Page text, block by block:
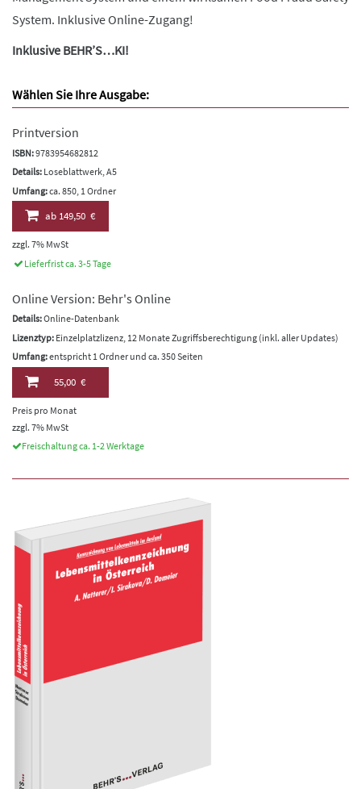
System. Inklusive Online-Zugang!
Inklusive BEHR’S…KI!
Wählen Sie Ihre Ausgabe:
Printversion
ISBN:9783954682812
Details: Loseblattwerk, A5
Umfang:ca. 850, 1 Ordner
ab149,50 €
zzgl. 7% MwSt
Lieferfrist ca. 3-5 Tage
Online Version: Behr's Online
Details:Online-Datenbank
Lizenztyp: Einzelplatzlizenz, 12 Monate Zugriffsberechtigung (inkl. aller Updates)
Umfang:entspricht 1 Ordner und ca. 350 Seiten
55,00 €
Preis pro Monat
zzgl. 7% MwSt
Freischaltung ca. 1-2 Werktage